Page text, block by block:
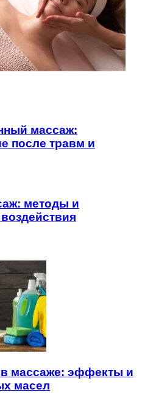
массаж:
после травм и
методы и
массаже: эффекты и
масел